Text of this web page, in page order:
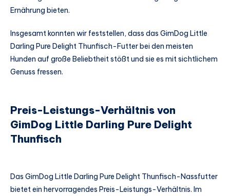
Ernährung bieten.
Insgesamt konnten wir feststellen, dass das GimDog Little
Darling Pure Delight Thunfisch-Futter bei den meisten
Hunden auf große Beliebtheit stößt und sie es mit sichtlichem
Genuss fressen.
Preis-Leistungs-Verhältnis von
GimDog Little Darling Pure Delight
Thunfisch
Das GimDog Little Darling Pure Delight Thunfisch-Nassfutter
bietet ein hervorragendes Preis-Leistungs-Verhältnis. Im